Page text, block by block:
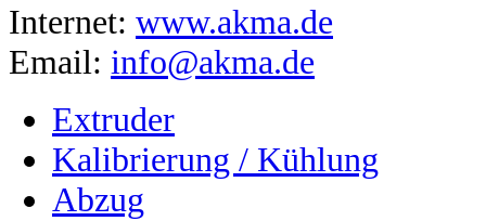
Internet: www.akma.de
Email: info@akma.de
Extruder
Kalibrierung / Kühlung
Abzug